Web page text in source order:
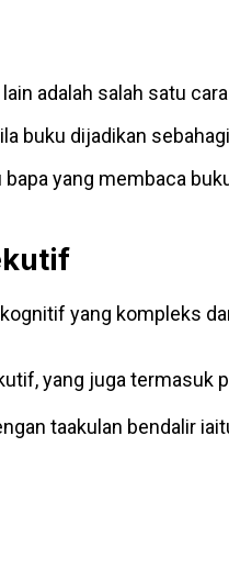
adalah salah satu
buku dijadikan
yang membaca
yang kompleks
yang juga termasuk
taakulan bendalir